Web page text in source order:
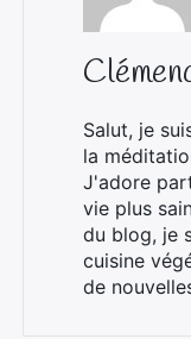
Salut, je
la
J'adore
vie plus
du blog, je
cuisine
de